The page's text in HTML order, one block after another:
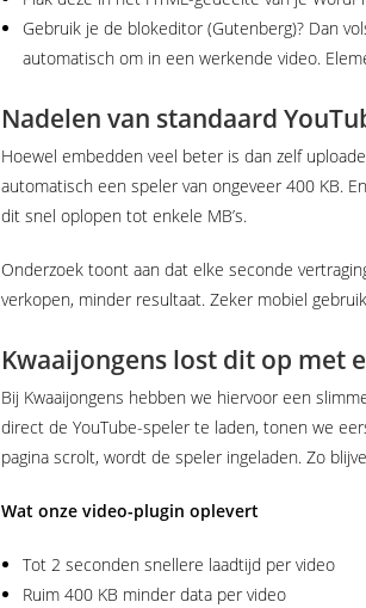
Gebruik je de blokeditor (Gutenberg)? Dan
automatisch om in een werkende video.
Nadelen van standaard
Hoewel embedden veel beter is dan zelf
automatisch een speler van ongeveer 400 KB.
dit snel oplopen tot enkele MB’s.
Onderzoek toont aan dat elke seconde
verkopen, minder resultaat. Zeker mobiel
Kwaaijongens lost dit op met
Bij Kwaaijongens hebben we hiervoor een
direct de YouTube-speler te laden, tonen we
pagina scrolt, wordt de speler ingeladen. Zo
Wat onze video-plugin oplevert
Tot 2 seconden snellere laadtijd per video
Ruim 400 KB minder data per video